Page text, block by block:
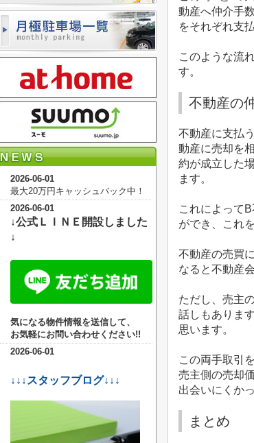
動産へ仲介手
をそれぞれ支
このような流
す。
不動産の
不動産に支払
動産に売却を
約が成立した
ます。
これによって B
ができ、これ
不動産の売買
なると不動産
ただし、売主
話しもありま
思います。
この両手取引
売主側の売却
出会いにくか
まとめ
2026-06-01
最大20万円キャッシュバック中！
2026-06-01
↓公式ＬＩＮＥ開設しました
↓
気になる物件情報を送信して、
お気軽にお問い合わせください!!
2026-06-01
↓↓↓スタッフブログ↓↓↓